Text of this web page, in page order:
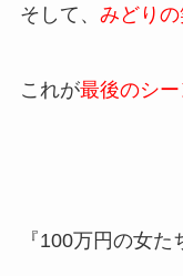
そして、 みどりの
これが最後のシー
『100万円の女